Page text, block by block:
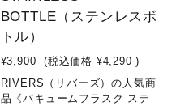
BOTTLE（ステンレスボ
トル）
¥3,900 (税込価格 ¥4,290 )
RIVERS（リバーズ）の人気商
品《バキュームフラスク ステ